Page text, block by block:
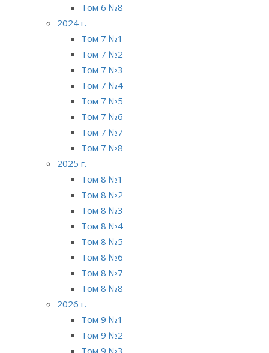
Том 6 №8
2024 г.
Том 7 №1
Том 7 №2
Том 7 №3
Том 7 №4
Том 7 №5
Том 7 №6
Том 7 №7
Том 7 №8
2025 г.
Том 8 №1
Том 8 №2
Том 8 №3
Том 8 №4
Том 8 №5
Том 8 №6
Том 8 №7
Том 8 №8
2026 г.
Том 9 №1
Том 9 №2
Том 9 №3